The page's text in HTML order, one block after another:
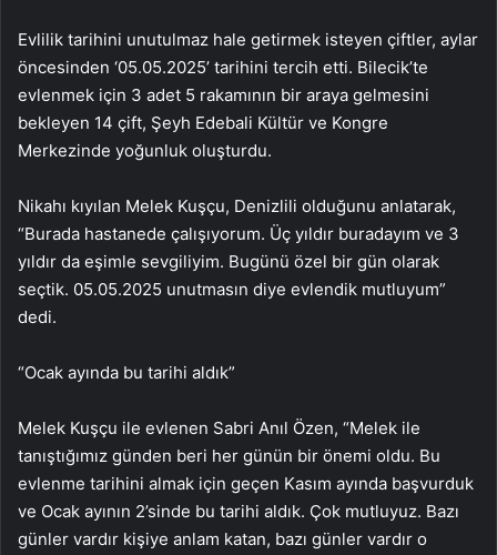
Evlilik tarihini unutulmaz hale getirmek isteyen çiftler, aylar
öncesinden ‘05.05.2025’ tarihini tercih etti. Bilecik’te
evlenmek için 3 adet 5 rakamının bir araya gelmesini
bekleyen 14 çift, Şeyh Edebali Kültür ve Kongre
Merkezinde yoğunluk oluşturdu.
Nikahı kıyılan Melek Kuşçu, Denizlili olduğunu anlatarak,
“Burada hastanede çalışıyorum. Üç yıldır buradayım ve 3
yıldır da eşimle sevgiliyim. Bugünü özel bir gün olarak
seçtik. 05.05.2025 unutmasın diye evlendik mutluyum”
dedi.
“Ocak ayında bu tarihi aldık”
Melek Kuşçu ile evlenen Sabri Anıl Özen, “Melek ile
tanıştığımız günden beri her günün bir önemi oldu. Bu
evlenme tarihini almak için geçen Kasım ayında başvurduk
ve Ocak ayının 2’sinde bu tarihi aldık. Çok mutluyuz. Bazı
günler vardır kişiye anlam katan, bazı günler vardır o